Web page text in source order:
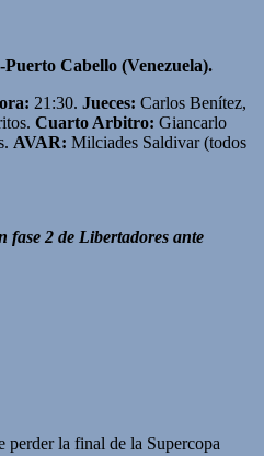
Cabello (Venezuela).
21:30. Jueces: Carlos Benítez,
Cuarto Arbitro: Giancarlo
AVAR: Milciades Saldivar (todos
fase 2 de Libertadores ante
perder la final de la Supercopa